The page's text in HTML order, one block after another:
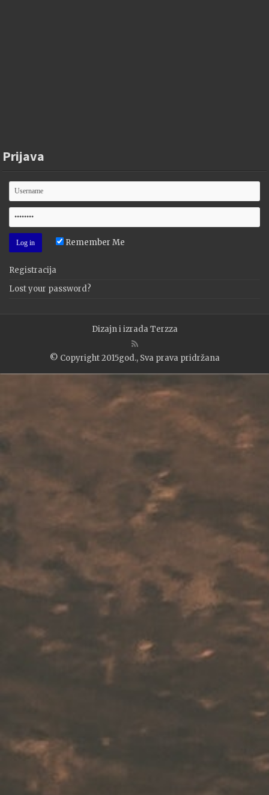
Prijava
Remember Me
Registracija
Lost your password?
Dizajn i izradaTerzza
© Copyright 2015god., Sva prava pridržana
WP2Social Auto PublishPowered By :XYZScripts.com